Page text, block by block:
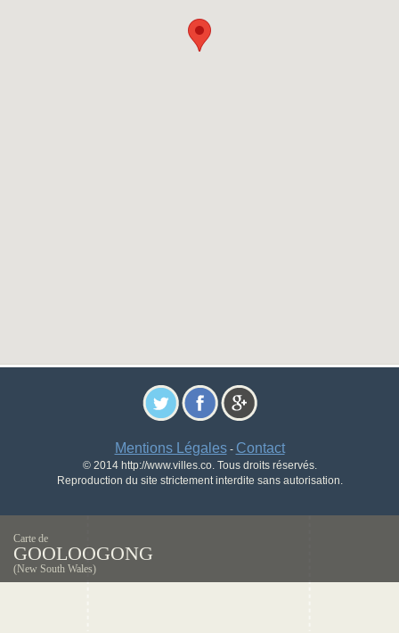
Mentions Légales- Contact
© 2014 http://www.villes.co. Tous droits réservés.
Reproduction du site strictement interdite sans autorisation.
Carte de
GOOLOOGONG
(New South Wales)